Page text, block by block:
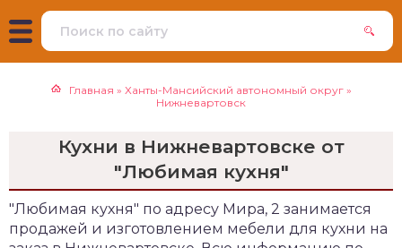
Главная » Ханты-Мансийский автономный округ »
Нижневартовск
Кухни в Нижневартовске от
"Любимая кухня"
"Любимая кухня" по адресу Мира, 2 занимается
продажей и изготовлением мебели для кухни на